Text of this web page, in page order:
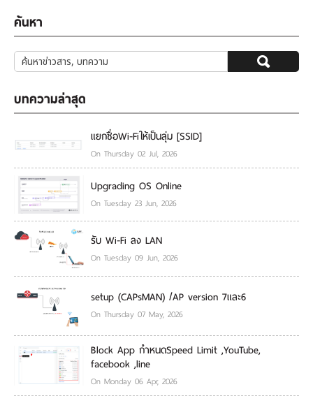
ค้นหา
บทความล่าสุด
แยกชื่อWi-Fiให้เป็นลุ่ม [SSID]
On Thursday 02 Jul, 2026
Upgrading OS Online
On Tuesday 23 Jun, 2026
รับ Wi-Fi ลง LAN
On Tuesday 09 Jun, 2026
setup (CAPsMAN) /AP version 7และ6
On Thursday 07 May, 2026
Block App กำหนดSpeed Limit ,YouTube,
facebook ,line
On Monday 06 Apr, 2026